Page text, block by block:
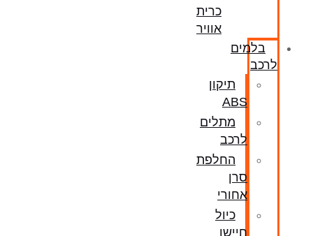
כרית
אוויר
בלמים
לרכב
תיקון
ABS
מתלים
לרכב
החלפת
סרן
אחורי
כיול
חיישן